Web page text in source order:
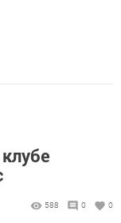
588 0 0